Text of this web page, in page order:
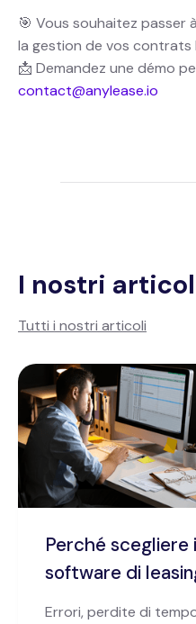
🎯 Vous souhaitez passer
la gestion de vos contrats
📩 Demandez une démo
contact@anylease.io
I nostri
Tutti i nostri articoli
Perché
software di
Errori, perdite di